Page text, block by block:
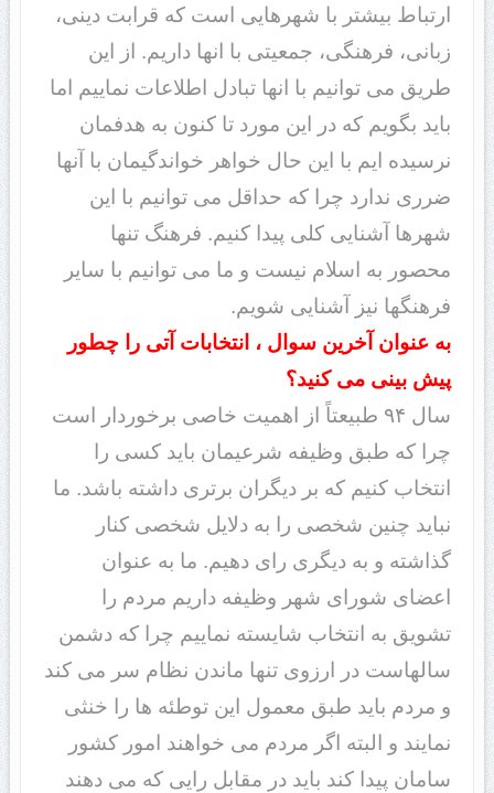
ارتباط بیشتر با شهرهایی است که قرابت دینی،
زبانی، فرهنگی، جمعیتی با انها داریم. از این
طریق می توانیم با انها تبادل اطلاعات نماییم اما
باید بگویم که در این مورد تا کنون به هدفمان
نرسیده ایم با این حال خواهر خواندگیمان با آنها
ضرری ندارد چرا که حداقل می توانیم با این
شهرها آشنایی کلی پیدا کنیم. فرهنگ تنها
محصور به اسلام نیست و ما می توانیم با سایر
فرهنگها نیز آشنایی شویم.
به عنوان آخرین سوال ، انتخابات آتی را چطور
پیش بینی می کنید؟
سال ۹۴ طبیعتاً از اهمیت خاصی برخوردار است
چرا که طبق وظیفه شرعیمان باید کسی را
انتخاب کنیم که بر دیگران برتری داشته باشد. ما
نباید چنین شخصی را به دلایل شخصی کنار
گذاشته و به دیگری رای دهیم. ما به عنوان
اعضای شورای شهر وظیفه داریم مردم را
تشویق به انتخاب شایسته نماییم چرا که دشمن
سالهاست در ارزوی تنها ماندن نظام سر می کند
و مردم باید طبق معمول این توطئه ها را خنثی
نمایند و البته اگر مردم می خواهند امور کشور
سامان پیدا کند باید در مقابل رایی که می دهند